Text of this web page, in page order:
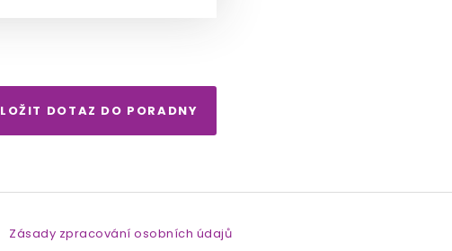
DOTAZ DO PORADNY
Zásady zpracování osobních údajů